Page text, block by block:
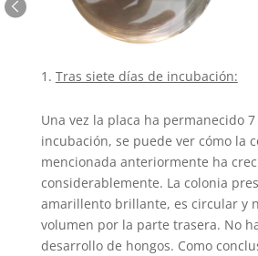
Tras siete días de incubación:
Una vez la placa ha permanecido
incubación, se puede ver cómo la
mencionada anteriormente ha
considerablemente. La colonia
amarillento brillante, es circular y
volumen por la parte trasera. No
desarrollo de hongos. Como